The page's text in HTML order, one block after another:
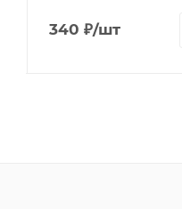
340 ₽/шт